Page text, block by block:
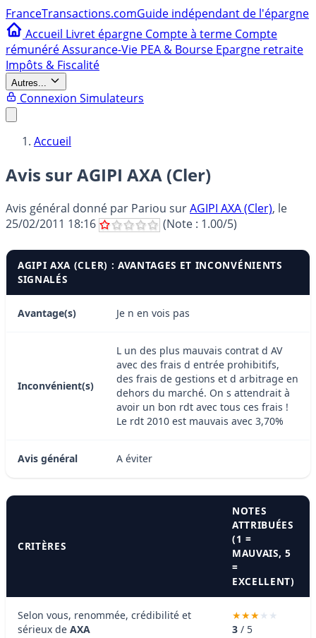
FranceTransactions.comGuide indépendant de l'épargne
Accueil Livret épargne Compte à terme Compte
rémunéréAssurance-Vie PEA & Bourse Epargne retraite
Impôts & Fiscalité
Autres...
Connexion Simulateurs
Accueil
Avis sur AGIPI AXA (Cler)
Avis général donné par Pariou surAGIPI AXA (Cler), le
25/02/2011 18:16
(Note : 1.00/5)
AGIPI AXA (CLER) : AVANTAGES ET INCONVÉNIENTS
SIGNALÉS
Avantage(s) Je n en vois pas
Inconvénient(s)
L un des plus mauvais contrat d AV
avec des frais d entrée prohibitifs,
des frais de gestions et d arbitrage en
dehors du marché. On s attendrait à
avoir un bon rdt avec tous ces frais !
Le rdt 2010 est mauvais avec 3,70%
Avis général A éviter
CRITÈRES
NOTES
ATTRIBUÉES
(1 =
MAUVAIS, 5
=
EXCELLENT)
Selon vous, renommée, crédibilité et
sérieux de AXA 3 / 5